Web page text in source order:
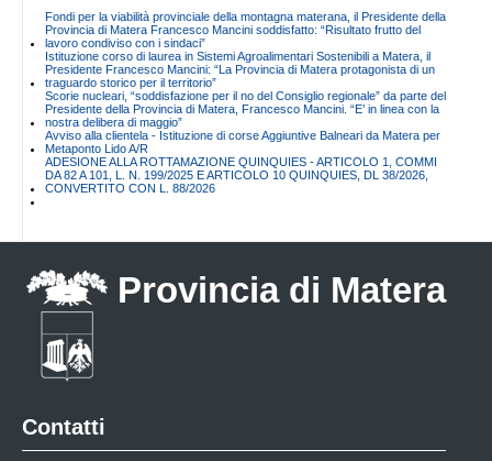
Fondi per la viabilità provinciale della montagna materana, il Presidente della
Provincia di Matera Francesco Mancini soddisfatto: “Risultato frutto del
lavoro condiviso con i sindaci”
Istituzione corso di laurea in Sistemi Agroalimentari Sostenibili a Matera, il
Presidente Francesco Mancini: “La Provincia di Matera protagonista di un
traguardo storico per il territorio”
Scorie nucleari, “soddisfazione per il no del Consiglio regionale” da parte del
Presidente della Provincia di Matera, Francesco Mancini. “E’ in linea con la
nostra delibera di maggio”
Avviso alla clientela - Istituzione di corse Aggiuntive Balneari da Matera per
Metaponto Lido A/R
ADESIONE ALLA ROTTAMAZIONE QUINQUIES - ARTICOLO 1, COMMI
DA 82 A 101, L. N. 199/2025 E ARTICOLO 10 QUINQUIES, DL 38/2026,
CONVERTITO CON L. 88/2026
Provincia di Matera
Contatti